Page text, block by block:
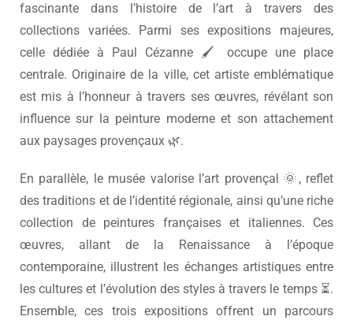
fascinante dans l’histoire de l’art à travers des
collections variées. Parmi ses expositions majeures,
celle dédiée à
Paul Cézanne 🖌️ occupe une place
centrale. Originaire de la ville, cet artiste emblématique
est mis à l’honneur à travers ses œuvres, révélant son
influence sur la peinture moderne et son attachement
aux paysages provençaux 🌿.
En parallèle, le musée valorise l’art provençal 🌞, reflet
des traditions et de l’identité régionale, ainsi qu’une riche
collection de peintures françaises et italiennes. Ces
œuvres, allant de la Renaissance à l’époque
contemporaine, illustrent les échanges artistiques entre
les cultures et l’évolution des styles à travers le temps ⏳.
Ensemble, ces trois expositions offrent un parcours